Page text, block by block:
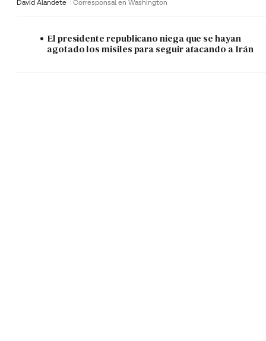
David Alandete Corresponsal en Washington
El presidente republicano niega que se hayan
agotado los misiles para seguir atacando a Irán